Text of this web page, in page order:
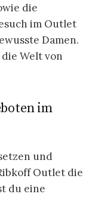
die
im Outlet
Damen.
Welt von
im
und
Outlet die
du eine